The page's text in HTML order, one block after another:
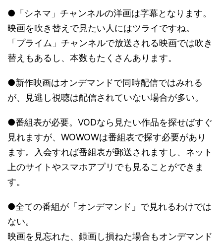
●「シネマ」チャンネルの洋画は字幕となります。
映画を吹き替えで見たい人にはツライですね。
「プライム」チャンネルで放送される映画では吹き
替えもあるし、本数もたくさんあります。
●新作映画はオンデマンドで同時配信ではみれる
が、見逃し視聴は配信されていない場合が多い。
●番組表が必要。VODなら見たい作品を探せばすぐ
見れますが、WOWOWは番組表で探す必要があり
ます。入会すれば番組表が郵送されますし、ネット
上のサイトやスマホアプリでも見ることができま
す。
●全ての番組が「オンデマンド」で見れるわけでは
ない。
映画を見忘れた、録画し損ねた場合もオンデマンド